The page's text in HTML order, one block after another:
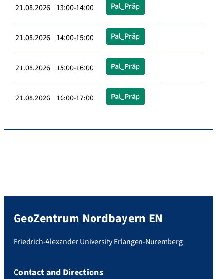
21.08.2026 13:00-14:00 Pal_Präp
21.08.2026 14:00-15:00 Pal_Präp
21.08.2026 15:00-16:00 Pal_Präp
21.08.2026 16:00-17:00 Pal_Präp
GeoZentrum Nordbayern EN
Friedrich-Alexander University Erlangen-Nuremberg
Contact and Directions